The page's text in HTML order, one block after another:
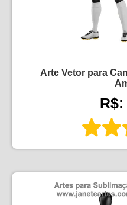
Arte Vetor para
R$: